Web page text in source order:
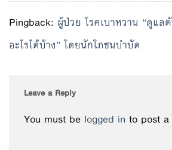
Pingback: ผู้ป่วย โรคเบาหวาน “ดูแล
อะไรได้บ้าง” โดยนักโภชนบำบัด
Leave a Reply
You must be logged in to post